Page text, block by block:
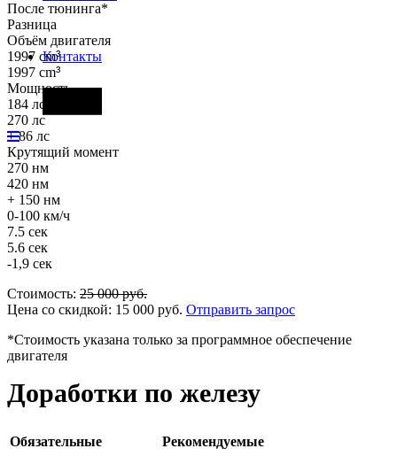
Контакты
После тюнинга*
Разница
Объём двигателя
1997 cm³
1997 cm³
Мощность
184 лс
270 лс
+ 86 лс
Крутящий момент
270 нм
420 нм
+ 150 нм
0-100 км/ч
7.5 сек
5.6 сек
-1,9 сек
Стоимость: 25 000руб.
Цена со скидкой: 15 000 руб. Отправить запрос
*Стоимость указана только за программное обеспечение
двигателя
Доработки по железу
Обязательные Рекомендуемые